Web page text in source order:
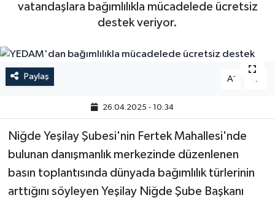
vatandaşlara bağımlılıkla mücadelede ücretsiz
destek veriyor.
Paylaş A- A
26.04.2025 - 10:34
Niğde Yeşilay Şubesi'nin Fertek Mahallesi'nde
bulunan danışmanlık merkezinde düzenlenen
basın toplantısında dünyada bağımlılık türlerinin
arttığını söyleyen Yeşilay Niğde Şube Başkanı